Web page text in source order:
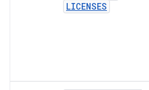
LICENSES